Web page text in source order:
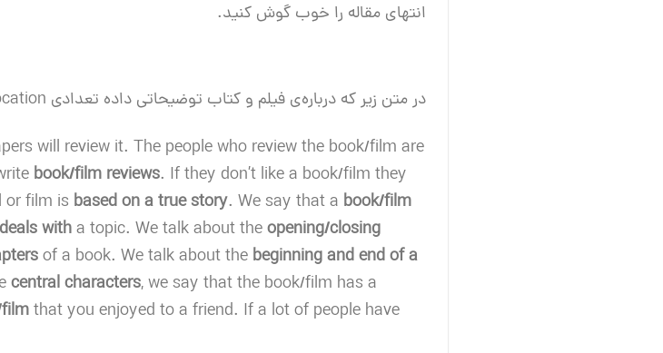
انتهای مقاله را خوب گوش کنید.
در متن زیر که درباره‌ی فیلم و کتاب توضیحاتی داده تعدادی Films and books Collocation را یاد میگیریم.
will review it. The people who review the book/film are
book/film reviews. If they don’t like a book/film they
or film is based on a true story. We say that a book/film
witha topic. We talk about theopening/closing
of a book. We talk about the beginning and end of a
central characters, we say that the book/film has a
that you enjoyed to a friend. If a lot of people have